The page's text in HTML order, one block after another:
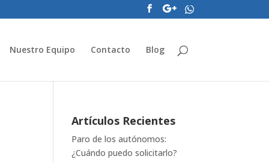
Nuestro Equipo Contacto Blog
Artículos Recientes
Paro de los autónomos:
¿Cuándo puedo solicitarlo?